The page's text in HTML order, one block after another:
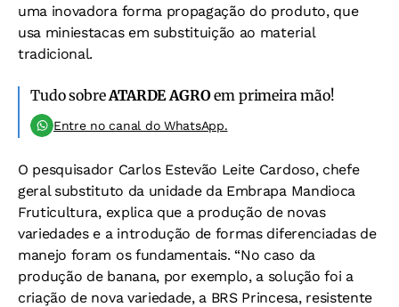
uma inovadora forma propagação do produto, que
usa miniestacas em substituição ao material
tradicional.
Tudo sobreATARDE AGROem primeira mão!
Entre no canal do WhatsApp.
O pesquisador Carlos Estevão Leite Cardoso, chefe
geral substituto da unidade da Embrapa Mandioca
Fruticultura, explica que a produção de novas
variedades e a introdução de formas diferenciadas de
manejo foram os fundamentais. “No caso da
produção de banana, por exemplo, a solução foi a
criação de nova variedade, a BRS Princesa, resistente